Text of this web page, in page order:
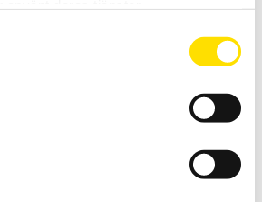
Spänningsprovare 600 V AC
av multifunktionstyp som får plats överallt